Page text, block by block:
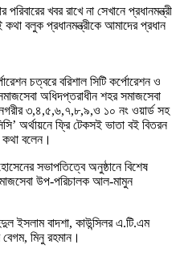
খবর রাখে না সেখানে প্রধানমন্ত্রী
কথা বলুক প্রধানমন্ত্রীকে আমাদের প্রধান
চত্বরে বরিশাল সিটি কর্পোরেশন ও
অধিদপ্তরাধীন শহর সমাজসেবা
৩,৪,৫,৬,৭,৮,৯,ও ১০ নং ওয়ার্ড সহ
অর্থায়নে ফ্রি টেকসই ভাতা বই বিতরন
বলেন।
সভাপতিত্বে অনুষ্ঠানে বিশেষ
উপ-পরিচালক আল-মামুন
ইসলাম বাদশা, কাউন্সিলর এ.টি.এম
মিনু রহমান।